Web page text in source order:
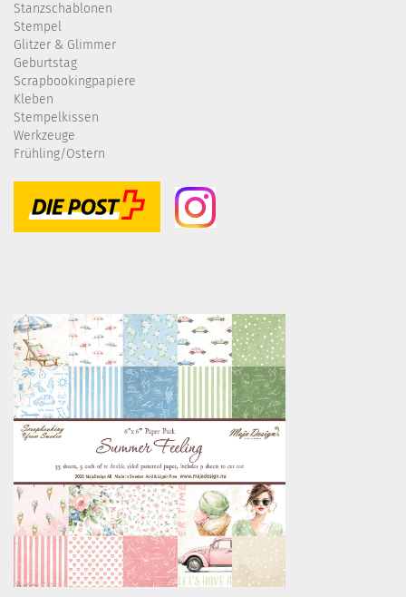
Stanzschablonen
Stempel
Glitzer & Glimmer
Geburtstag
Scrapbookingpapiere
Kleben
Stempelkissen
Werkzeuge
Frühling/Ostern